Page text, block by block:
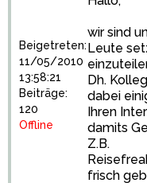
Beigetreten:
11/05/2010
13:58:21
Beiträge:
120
Offline
wir sind
Leute
Dh.
dabei
Ihren
damits
Z.B.
frisch